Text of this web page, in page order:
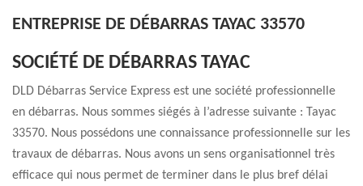
ENTREPRISE DE DÉBARRAS TAYAC 33570
SOCIÉTÉ DE DÉBARRAS TAYAC
DLD Débarras Service Express est une société professionnelle
en débarras. Nous sommes siégés à l’adresse suivante : Tayac
33570. Nous possédons une connaissance professionnelle sur les
travaux de débarras. Nous avons un sens organisationnel très
efficace qui nous permet de terminer dans le plus bref délai